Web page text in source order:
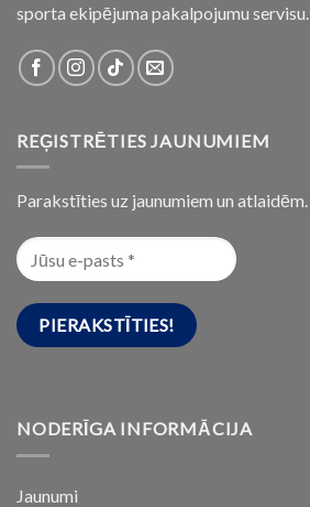
sporta ekipējuma pakalpojumu servisu.
REĢISTRĒTIES JAUNUMIEM
Parakstīties uz jaunumiem un atlaidēm.
NODERĪGA INFORMĀCIJA
Jaunumi